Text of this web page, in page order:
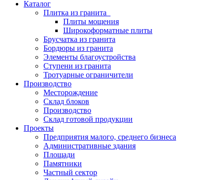
Каталог
Плитка из гранита
Плиты мощения
Широкоформатные плиты
Брусчатка из гранита
Бордюры из гранита
Элементы благоустройства
Ступени из гранита
Тротуарные ограничители
Производство
Месторождение
Склад блоков
Производство
Склад готовой продукции
Проекты
Предприятия малого, среднего бизнеса
Административные здания
Площади
Памятники
Частный сектор